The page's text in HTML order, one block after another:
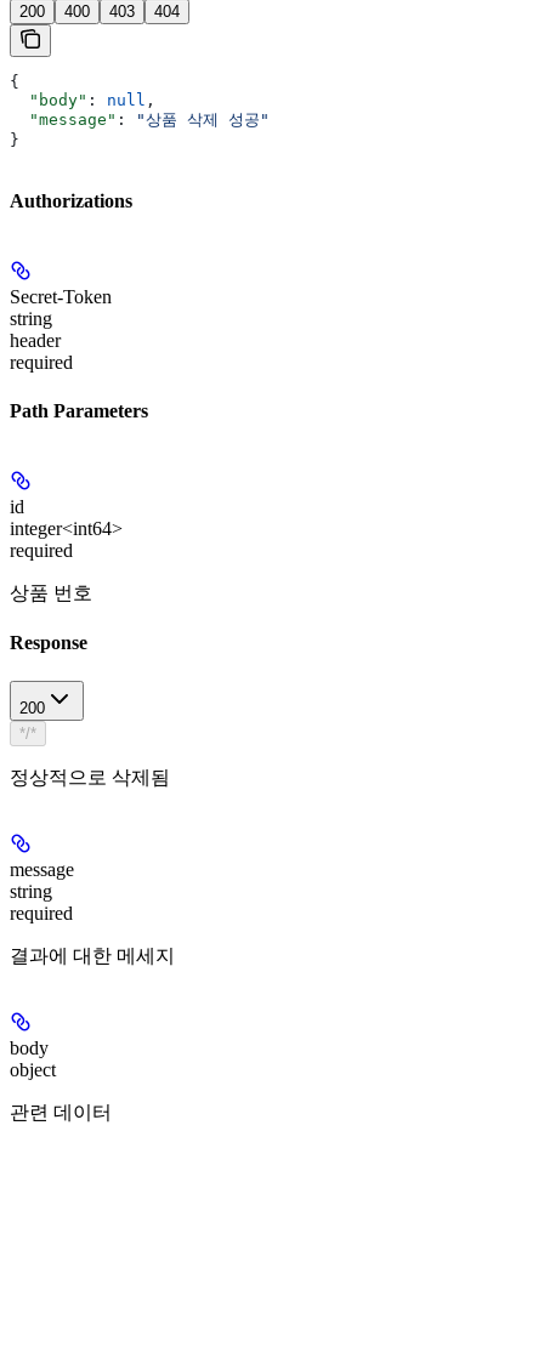
200 400 403 404
{
  "body"
: null ,
  "message"
:
"상품 삭제 성공"
}
Authorizations
Secret-Token
string
header
required
Path Parameters
id
integer<int64>
required
상품 번호
Response
200
*/*
정상적으로 삭제됨
message
string
required
결과에 대한 메세지
body
object
관련 데이터